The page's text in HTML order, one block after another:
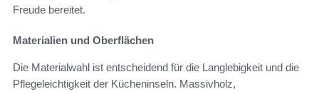
Freude bereitet.
Materialien und Oberflächen
Die Materialwahl ist entscheidend für die Langlebigkeit und die
Pflegeleichtigkeit der Kücheninseln. Massivholz,